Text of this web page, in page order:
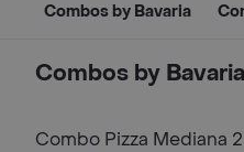
Combos by Bavaria
Combos by Bavaria
Combo Pizza Mediana